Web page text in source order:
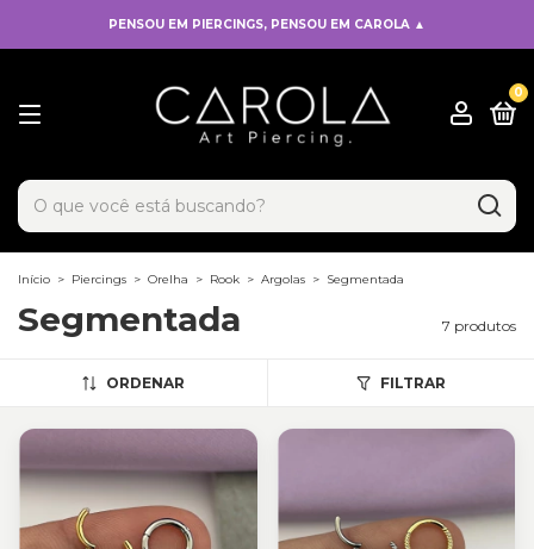
PENSOU EM PIERCINGS, PENSOU EM CAROLA ▲
0
x
Adicionado ao carrinho!
Início > Piercings > Orelha > Rook > Argolas > Segmentada
Segmentada 7 produtos
ORDENAR FILTRAR